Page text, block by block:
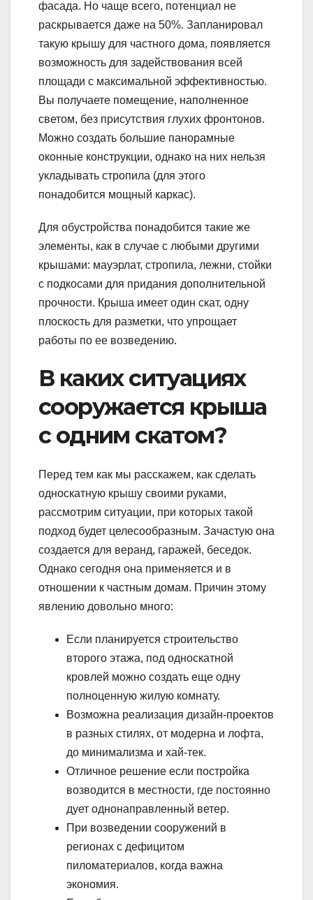
фасада. Но чаще всего, потенциал не
раскрывается даже на 50%. Запланировал
такую крышу для частного дома, появляется
возможность для задействования всей
площади с максимальной эффективностью.
Вы получаете помещение, наполненное
светом, без присутствия глухих фронтонов.
Можно создать большие панорамные
оконные конструкции, однако на них нельзя
укладывать стропила (для этого
понадобится мощный каркас).
Для обустройства понадобится такие же
элементы, как в случае с любыми другими
крышами: мауэрлат, стропила, лежни, стойки
с подкосами для придания дополнительной
прочности. Крыша имеет один скат, одну
плоскость для разметки, что упрощает
работы по ее возведению.
В каких ситуациях
сооружается крыша
с одним скатом?
Перед тем как мы расскажем, как сделать
односкатную крышу своими руками,
рассмотрим ситуации, при которых такой
подход будет целесообразным. Зачастую она
создается для веранд, гаражей, беседок.
Однако сегодня она применяется и в
отношении к частным домам. Причин этому
явлению довольно много:
Если планируется строительство
второго этажа, под односкатной
кровлей можно создать еще одну
полноценную жилую комнату.
Возможна реализация дизайн-проектов
в разных стилях, от модерна и лофта,
до минимализма и хай-тек.
Отличное решение если постройка
возводится в местности, где постоянно
дует однонаправленный ветер.
При возведении сооружений в
регионах с дефицитом
пиломатериалов, когда важна
экономия.